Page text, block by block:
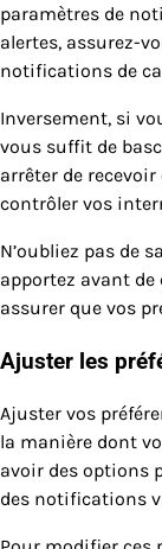
paramètres de
alertes, assurez-
notifications de
Inversement, si
vous suffit de
arrêter de
contrôler vos
N’oubliez pas de
apportez avant
assurer que vos
Ajuster les
Ajuster vos
la manière dont
avoir des options
des notifications